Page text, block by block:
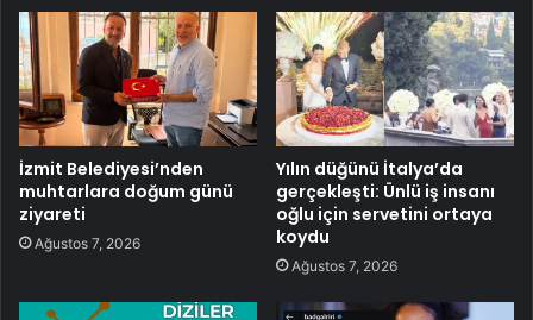
İzmit Belediyesi’nden
muhtarlara doğum günü
ziyareti
Ağustos 7, 2026
Yılın düğünü İtalya’da
gerçekleşti: Ünlü iş insanı
oğlu için servetini ortaya
koydu
Ağustos 7, 2026